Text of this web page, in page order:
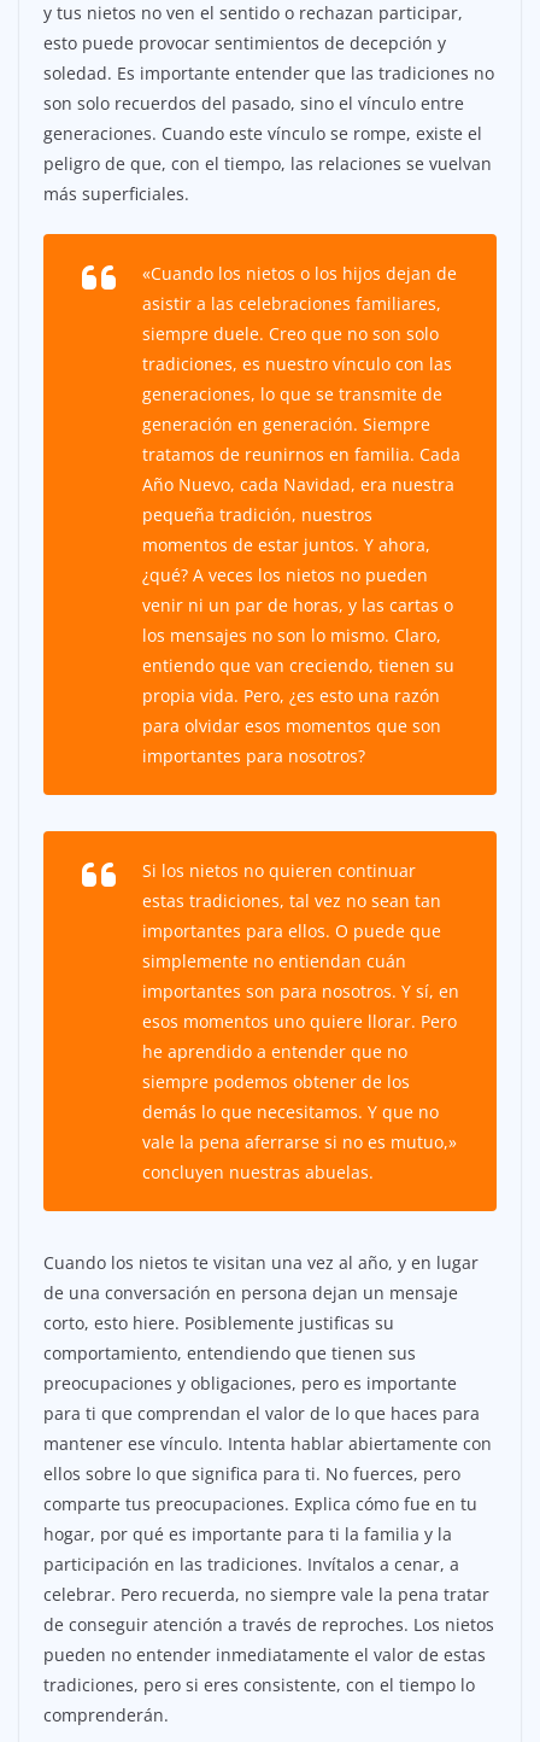
y tus nietos no ven el sentido o rechazan participar,
esto puede provocar sentimientos de decepción y
soledad. Es importante entender que las tradiciones no
son solo recuerdos del pasado, sino el vínculo entre
generaciones. Cuando este vínculo se rompe, existe el
peligro de que, con el tiempo, las relaciones se vuelvan
más superficiales.
«Cuando los nietos o los hijos dejan de
asistir a las celebraciones familiares,
siempre duele. Creo que no son solo
tradiciones, es nuestro vínculo con las
generaciones, lo que se transmite de
generación en generación. Siempre
tratamos de reunirnos en familia. Cada
Año Nuevo, cada Navidad, era nuestra
pequeña tradición, nuestros
momentos de estar juntos. Y ahora,
¿qué? A veces los nietos no pueden
venir ni un par de horas, y las cartas o
los mensajes no son lo mismo. Claro,
entiendo que van creciendo, tienen su
propia vida. Pero, ¿es esto una razón
para olvidar esos momentos que son
importantes para nosotros?
Si los nietos no quieren continuar
estas tradiciones, tal vez no sean tan
importantes para ellos. O puede que
simplemente no entiendan cuán
importantes son para nosotros. Y sí, en
esos momentos uno quiere llorar. Pero
he aprendido a entender que no
siempre podemos obtener de los
demás lo que necesitamos. Y que no
vale la pena aferrarse si no es mutuo,»
concluyen nuestras abuelas.
Cuando los nietos te visitan una vez al año, y en lugar
de una conversación en persona dejan un mensaje
corto, esto hiere. Posiblemente justificas su
comportamiento, entendiendo que tienen sus
preocupaciones y obligaciones, pero es importante
para ti que comprendan el valor de lo que haces para
mantener ese vínculo. Intenta hablar abiertamente con
ellos sobre lo que significa para ti. No fuerces, pero
comparte tus preocupaciones. Explica cómo fue en tu
hogar, por qué es importante para ti la familia y la
participación en las tradiciones. Invítalos a cenar, a
celebrar. Pero recuerda, no siempre vale la pena tratar
de conseguir atención a través de reproches. Los nietos
pueden no entender inmediatamente el valor de estas
tradiciones, pero si eres consistente, con el tiempo lo
comprenderán.